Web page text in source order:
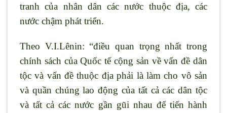
tranh của nhân dân các nước thuộc địa, các
nước chậm phát triển.
Theo V.I.Lênin: “điều quan trọng nhất trong
chính sách của Quốc tế cộng sản về vấn đề dân
tộc và vấn đề thuộc địa phải là làm cho vô sản
và quần chúng lao động của tất cả các dân tộc
và tất cả các nước gần gũi nhau để tiến hành